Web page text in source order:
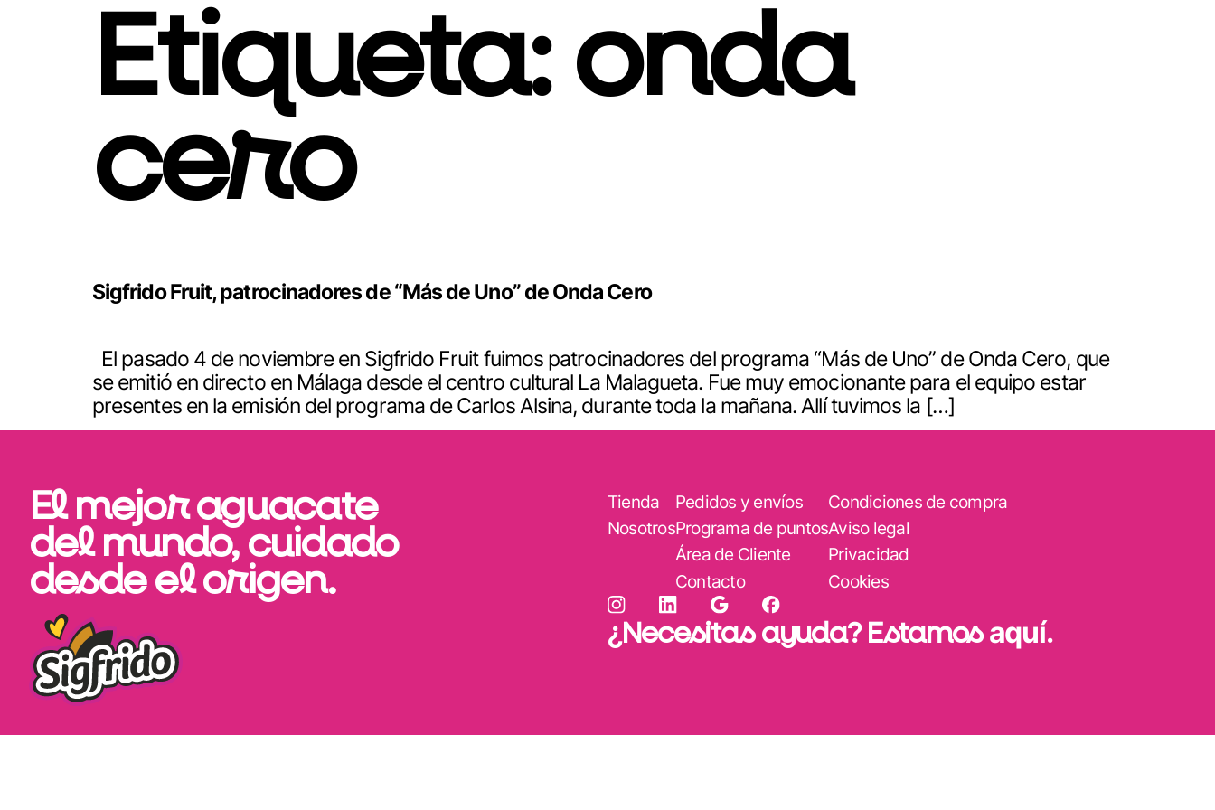
Etiqueta:onda
cero
Sigfrido Fruit, patrocinadores de “Más de Uno” de Onda Cero
El pasado 4 de noviembre en Sigfrido Fruit fuimos patrocinadores del programa “Más de Uno” de Onda Cero, que
se emitió en directo en Málaga desde el centro cultural La Malagueta. Fue muy emocionante para el equipo estar
presentes en la emisión del programa de Carlos Alsina, durante toda la mañana. Allí tuvimos la […]
El mejor aguacate
del mundo, cuidado
desde el origen.
Tienda
Nosotros
Pedidos y envíos
Programa de puntos
Área de Cliente
Contacto
Condiciones de compra
Aviso legal
Privacidad
Cookies
¿Necesitas ayuda? Estamosaquí.